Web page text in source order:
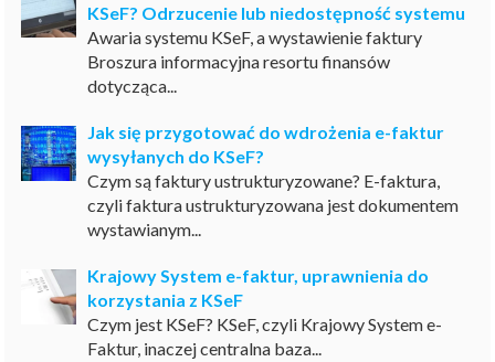
KSeF? Odrzucenie lub niedostępność systemu
Awaria systemu KSeF, a wystawienie faktury
Broszura informacyjna resortu finansów
dotycząca...
Jak się przygotować do wdrożenia e-faktur
wysyłanych do KSeF?
Czym są faktury ustrukturyzowane? E-faktura,
czyli faktura ustrukturyzowana jest dokumentem
wystawianym...
Krajowy System e-faktur, uprawnienia do
korzystania z KSeF
Czym jest KSeF? KSeF, czyli Krajowy System e-
Faktur, inaczej centralna baza...